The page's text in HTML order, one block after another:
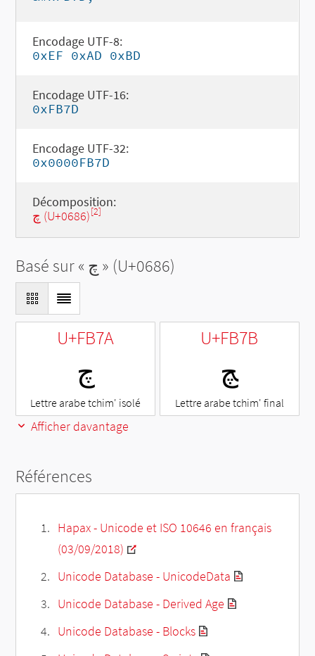
Encodage UTF-8:
0xEF 0xAD 0xBD
Encodage UTF-16:
0xFB7D
Encodage UTF-32:
0x0000FB7D
Décomposition:
چ (U+0686)[2]
Basé sur « چ » (U+0686)
U+FB7A
ﭺ
Lettre arabe tchim' isolé
U+FB7B
ﭻ
Lettre arabe tchim' final
Afficher davantage
Références
Hapax - Unicode et ISO 10646 en français
(03/09/2018)
Unicode Database - UnicodeData
Unicode Database - Derived Age
Unicode Database - Blocks